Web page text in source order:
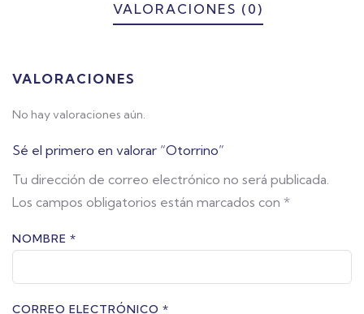
VALORACIONES (0)
VALORACIONES
No hay valoraciones aún.
Sé el primero en valorar “Otorrino”
Tu dirección de correo electrónico no será publicada.
Los campos obligatorios están marcados con *
NOMBRE *
CORREO ELECTRÓNICO *